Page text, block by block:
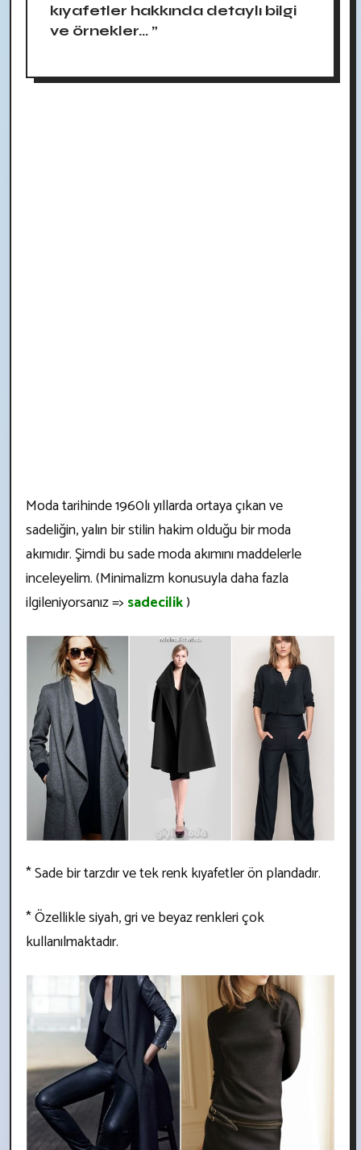
kıyafetler hakkında detaylı bilgi
ve örnekler... ”
Moda tarihinde 1960lı yıllarda ortaya çıkan ve
sadeliğin, yalın bir stilin hakim olduğu bir moda
akımıdır. Şimdi bu sade moda akımını maddelerle
inceleyelim. (Minimalizm konusuyla daha fazla
ilgileniyorsanız => sadecilik)
* Sade bir tarzdır ve tek renk kıyafetler ön plandadır.
* Özellikle siyah, gri ve beyaz renkleri çok
kullanılmaktadır.